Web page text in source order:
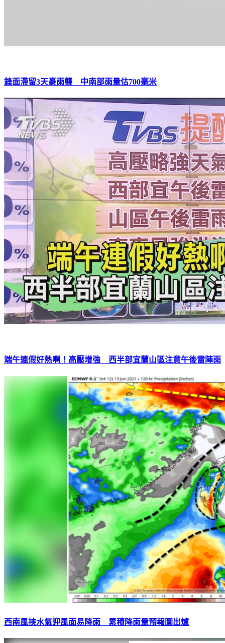
鋒面滯留3天豪雨襲 中南部雨量估700毫米
端午連假好熱啊！高壓增強 西半部宜蘭山區注意午後雷陣雨
西南風挾水氣迎風面易降雨 累積降雨量預報圖出爐